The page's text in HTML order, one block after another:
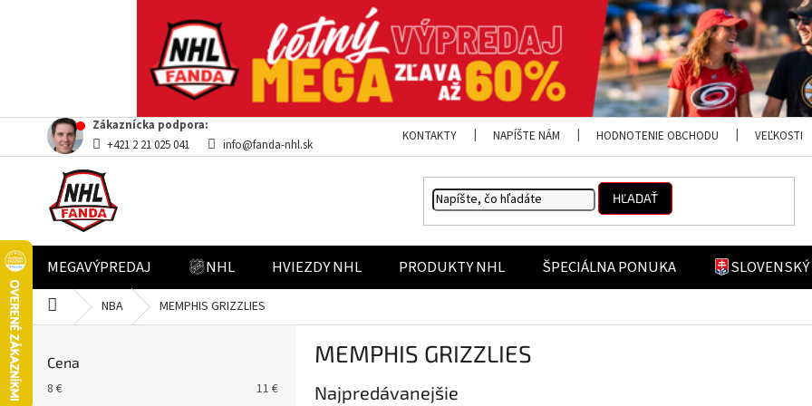
Prejsť
obsah
Zákaznícka podpora:
+421 2 21 025 041
info@fanda-nhl.sk
KONTAKTY NAPÍŠTE NÁM HODNOTENIE OBCHODU VEĽKOSTI
HĽADAŤ
MEGAVÝPREDAJ NHL HVIEZDY NHL PRODUKTY NHL ŠPECIÁLNA PONUKA
DomovNBA MEMPHIS GRIZZLIES
Cena
8 € 11 €
MEMPHIS GRIZZLIES
Najpredávanejšie